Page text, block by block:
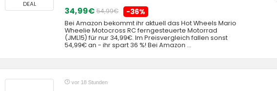
DEAL
34,99€ 54,99€ -36%
Bei Amazon bekommt ihr aktuell das Hot Wheels Mario
Wheelie Motocross RC ferngesteuerte Motorrad
(JML15) für nur 34,99€. Im Preisvergleich fallen sonst
54,99€ an - ihr spart 36 %! Bei Amazon ...
vor 18 Stunden